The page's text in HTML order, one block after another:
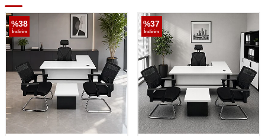
%38
İndirim
%37
İndirim